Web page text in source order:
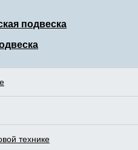
подвеска
технике